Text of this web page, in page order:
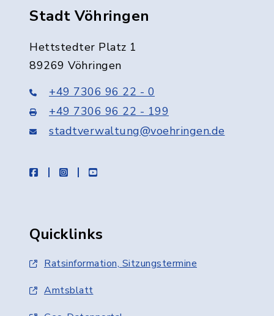
Stadt Vöhringen
Hettstedter Platz 1
89269 Vöhringen
+49 7306 96 22 - 0
+49 7306 96 22 - 199
stadtverwaltung@voehringen.de
facebookinstagramyoutube
Quicklinks
Ratsinformation, Sitzungstermine
Amtsblatt